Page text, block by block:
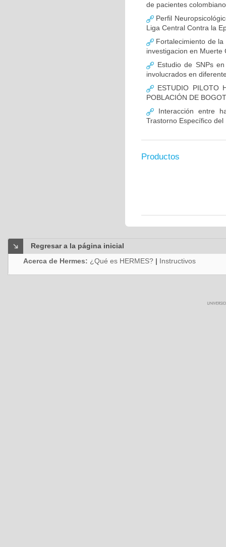
de pacientes
Perfil
Liga Central Contra la
Fortalecimiento de la
investigacion en Muerte
Estudio de SNPs
involucrados en
ESTUDIO PILOTO
POBLACIÓN DE
Interacción entre
Trastorno Específico del
Productos
Regresar a la página inicial
Acerca de Hermes: ¿Qué es HERMES? | Instructivos